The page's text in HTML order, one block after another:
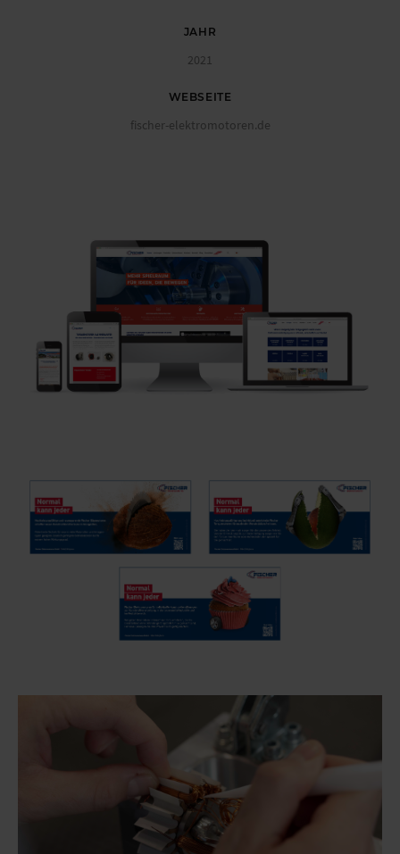
JAHR
2021
WEBSEITE
fischer-elektromotoren.de